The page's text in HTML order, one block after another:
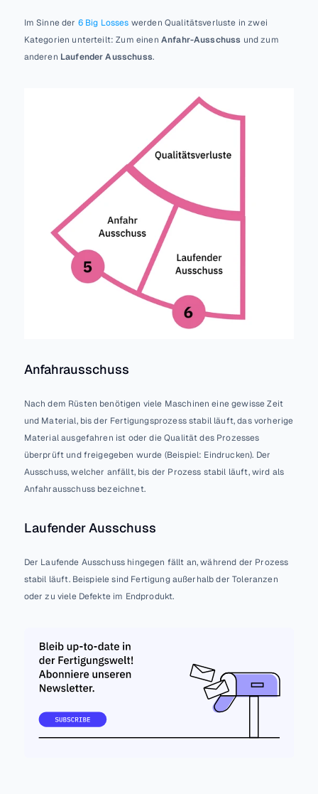
Im Sinne der 6 Big Losses werden Qualitätsverluste in zwei
Kategorien unterteilt: Zum einen Anfahr-Ausschuss und zum
anderen Laufender Ausschuss.
Anfahrausschuss
Nach dem Rüsten benötigen viele Maschinen eine gewisse Zeit
und Material, bis der Fertigungsprozess stabil läuft, das vorherige
Material ausgefahren ist oder die Qualität des Prozesses
überprüft und freigegeben wurde (Beispiel: Eindrucken). Der
Ausschuss, welcher anfällt, bis der Prozess stabil läuft, wird als
Anfahrausschuss bezeichnet.
Laufender Ausschuss
Der Laufende Ausschuss hingegen fällt an, während der Prozess
stabil läuft. Beispiele sind Fertigung außerhalb der Toleranzen
oder zu viele Defekte im Endprodukt.